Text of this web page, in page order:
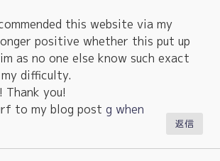
this website via my
positive whether this put up
as no one else know such exact
difficulty.
Thank you!
to my blog post g when
返信